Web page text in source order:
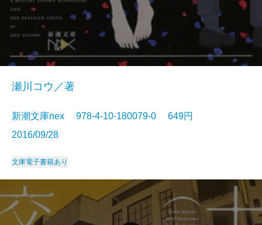
瀬川コウ／著
新潮文庫nex 978-4-10-180079-0 649円
2016/09/28
文庫電子書籍あり